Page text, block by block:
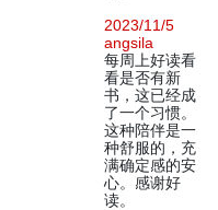
2023/11/5
angsila
每周上好读看
看是否有新
书，这已经成
了一个习惯。
这种陪伴是一
种舒服的，充
满确定感的安
心。感谢好
读。